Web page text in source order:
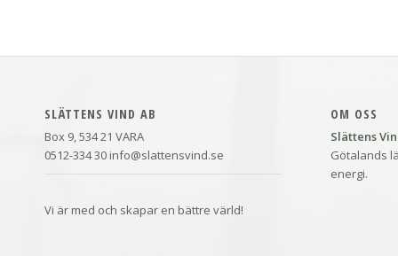
SLÄTTENS VIND AB
Box 9, 534 21 VARA
0512-334 30 info@slattensvind.se
Vi är med och skapar en bättre värld!
OM OSS
Slättens
Götalands
energi.